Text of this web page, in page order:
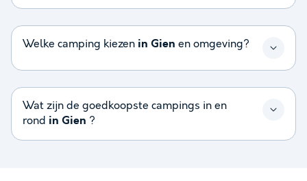
Welke camping kiezen in Gien en omgeving?
Wat zijn de goedkoopste campings in en
rond in Gien ?